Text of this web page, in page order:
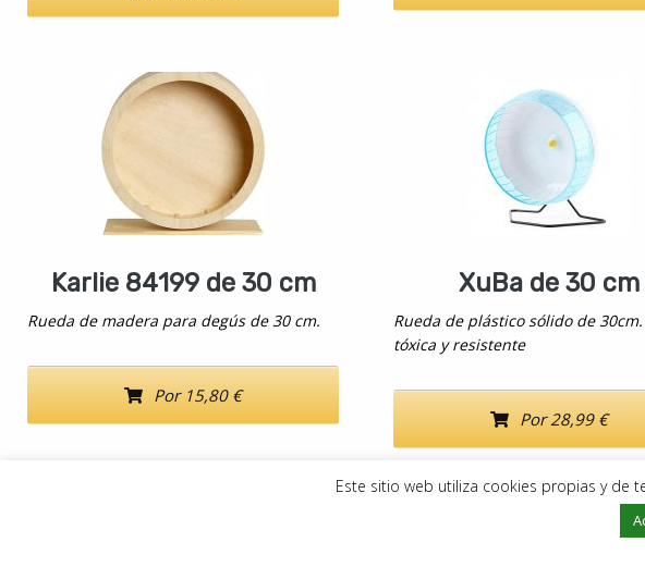
Karlie 84199 de 30 cm
Rueda de madera para degús de 30 cm.
Por 15,80 €
XuBa de 30 cm
Rueda de plástico sólido de
tóxica y resistente
Por 28,99 €
Este sitio web utiliza cookies propias y de